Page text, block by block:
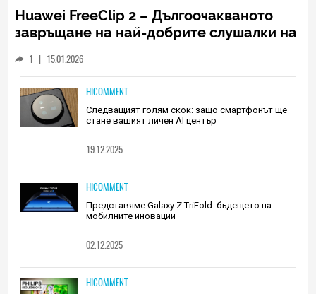
Huawei FreeClip 2 – Дългоочакваното
завръщане на най-добрите слушалки на
1 | 15.01.2026
HICOMMENT
Следващият голям скок: защо смартфонът ще
стане вашият личен AI център
19.12.2025
HICOMMENT
Представяме Galaxy Z TriFold: бъдещето на
мобилните иновации
02.12.2025
HICOMMENT